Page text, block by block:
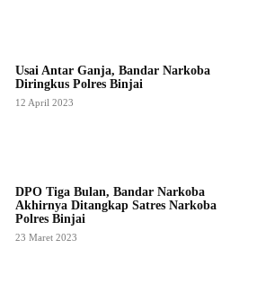
Usai Antar Ganja, Bandar Narkoba
Diringkus Polres Binjai
12 April 2023
DPO Tiga Bulan, Bandar Narkoba
Akhirnya Ditangkap Satres Narkoba
Polres Binjai
23 Maret 2023